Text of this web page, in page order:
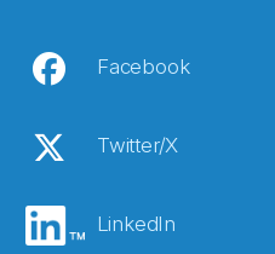
Facebook
Twitter/X
LinkedIn